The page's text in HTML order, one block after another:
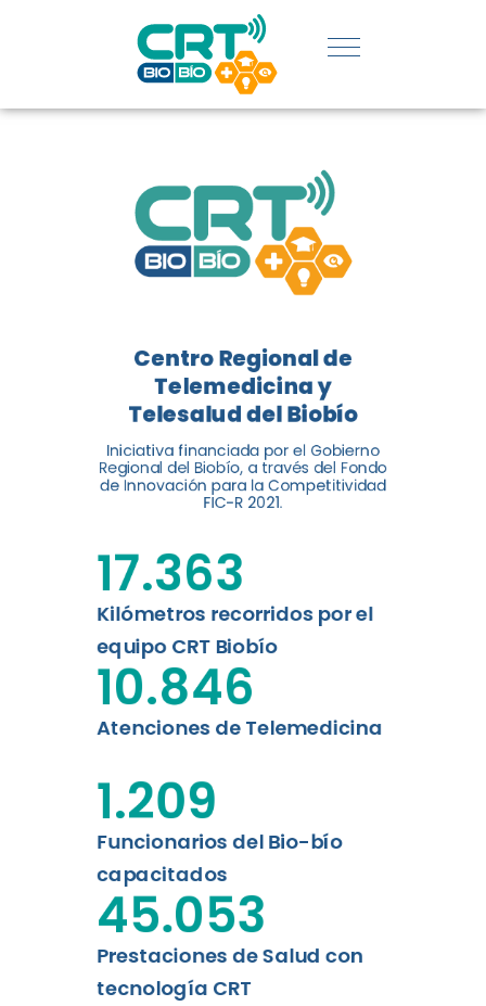
DE
Y
TELESALUD
EN CHILE
La nueva norma chilena 3858,
adaptada del estándar
internacional ISO 13131, fue
impulsada por el Centro
Regional de Telemedicina y
Telesalud del Biobío, a través
de la Universidad de
Leer más
Centro Regional de
Telemedicina y
Telesalud del Biobío
Iniciativa financiada por el Gobierno
Regional del Biobío, a través del Fondo
de Innovación para la Competitividad
FIC-R 2021.
Kilómetros recorridos por el
equipo CRT Biobío
17.363
Atenciones de Telemedicina
10.846
Funcionarios del Bio-bío
capacitados
1.209
Prestaciones de Salud con
tecnología CRT
45.053